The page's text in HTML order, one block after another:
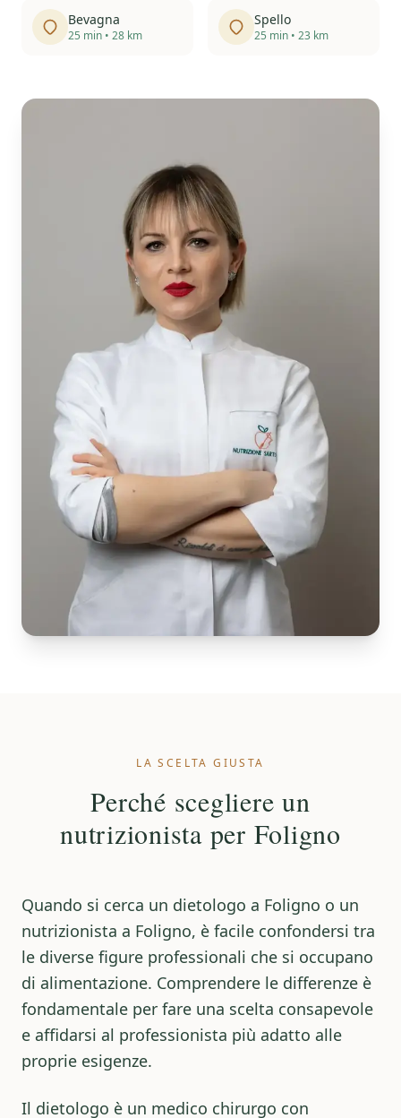
Bevagna
25 min • 28 km
Spello
25 min • 23 km
LA SCELTA GIUSTA
Perché scegliere un
nutrizionista per Foligno
Quando si cerca un dietologo a Foligno o un
nutrizionista a Foligno, è facile confondersi tra
le diverse figure professionali che si occupano
di alimentazione. Comprendere le differenze è
fondamentale per fare una scelta consapevole
e affidarsi al professionista più adatto alle
proprie esigenze.
Il dietologo è un medico chirurgo con